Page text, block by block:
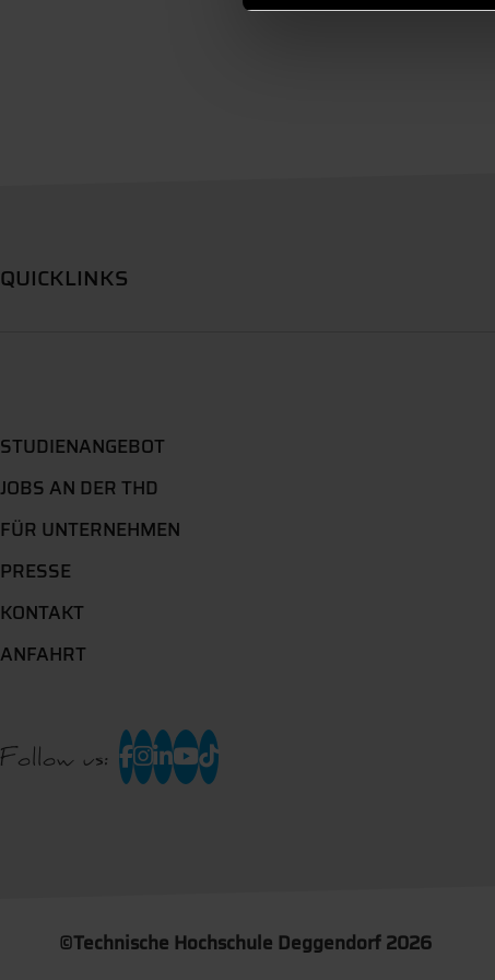
QUICKLINKS
STUDIENANGEBOT
JOBS AN DER THD
FÜR UNTERNEHMEN
PRESSE
KONTAKT
ANFAHRT
Follow us:
©Technische Hochschule Deggendorf 2026